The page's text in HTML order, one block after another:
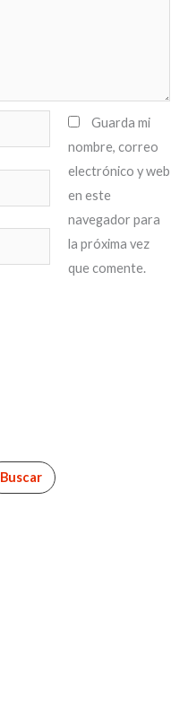
Guarda mi
nombre, correo
electrónico y web
en este
navegador para
la próxima vez
que comente.
Buscar